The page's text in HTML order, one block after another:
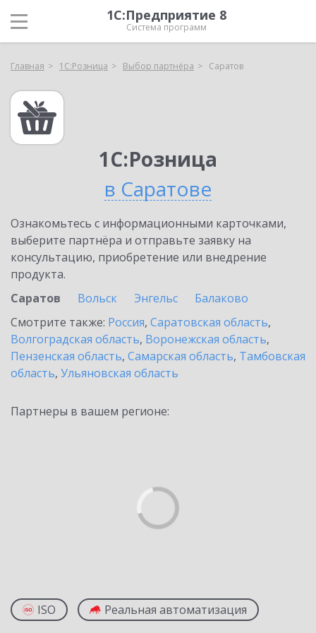
1С:Предприятие 8
Система программ
Главная 1С:Розница Выбор партнёра Саратов
1С:Розница
в Саратове
Ознакомьтесь с информационными карточками,
выберите партнёра и отправьте заявку на
консультацию, приобретение или внедрение
продукта.
Саратов
Вольск Энгельс
Балаково
Смотрите также: Россия, Саратовская область,
Волгоградская область, Воронежская область,
Пензенская область, Самарская область, Тамбовская
область, Ульяновская область
Партнеры в вашем регионе:
ISO Реальная автоматизация